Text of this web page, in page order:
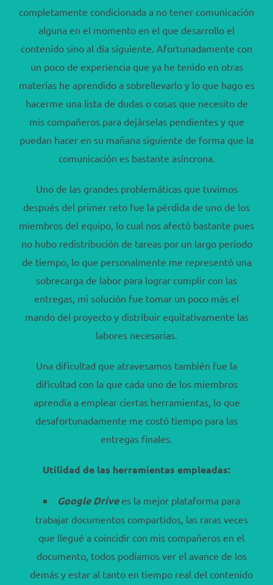
completamente condicionada a no tener comunicación
alguna en el momento en el que desarrollo el
contenido sino al día siguiente. Afortunadamente con
un poco de experiencia que ya he tenido en otras
materias he aprendido a sobrellevarlo y lo que hago es
hacerme una lista de dudas o cosas que necesito de
mis compañeros para dejárselas pendientes y que
puedan hacer en su mañana siguiente de forma que la
comunicación es bastante asíncrona.
Uno de las grandes problemáticas que tuvimos
después del primer reto fue la pérdida de uno de los
miembros del equipo, lo cual nos afectó bastante pues
no hubo redistribución de tareas por un largo período
de tiempo, lo que personalmente me representó una
sobrecarga de labor para lograr cumplir con las
entregas, mi solución fue tomar un poco más el
mando del proyecto y distribuir equitativamente las
labores necesarias.
Una dificultad que atravesamos también fue la
dificultad con la que cada uno de los miembros
aprendía a emplear ciertas herramientas, lo que
desafortunadamente me costó tiempo para las
entregas finales.
Utilidad de las herramientas empleadas:
Google Drivees la mejor plataforma para
trabajar documentos compartidos, las raras veces
que llegué a coincidir con mis compañeros en el
documento, todos podíamos ver el avance de los
demás y estar al tanto en tiempo real del contenido